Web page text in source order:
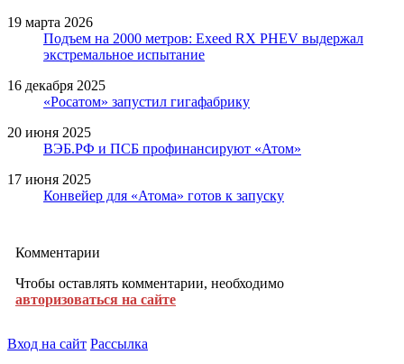
19 марта 2026
Подъем на 2000 метров: Exeed RX PHEV выдержал
экстремальное испытание
16 декабря 2025
«Росатом» запустил гигафабрику
20 июня 2025
ВЭБ.РФ и ПСБ профинансируют «Атом»
17 июня 2025
Конвейер для «Атома» готов к запуску
Комментарии
Чтобы оставлять комментарии, необходимо
авторизоваться на сайте
Вход на сайт Рассылка